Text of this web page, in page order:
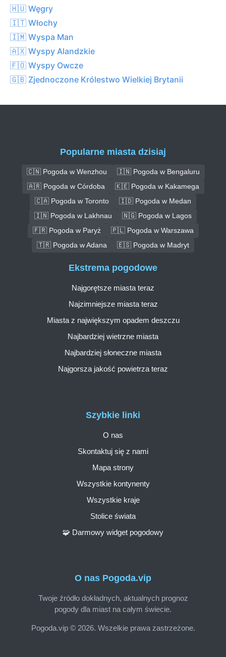
🇭🇺 Węgry
🇮🇹 Włochy
🇮🇲 Wyspa Man
🇦🇽 Wyspy Alandzkie
🇫🇴 Wyspy Owcze
🇬🇧 Zjednoczone Królestwo Wielkiej Brytanii
Popularne miasta dzisiaj
🇨🇳 Pogoda w Wenzhou
🇮🇳 Pogoda w Bengaluru
🇦🇷 Pogoda w Córdoba
🇰🇪 Pogoda w Kakamega
🇨🇦 Pogoda w Toronto
🇮🇩 Pogoda w Medan
🇮🇳 Pogoda w Lakhnau
🇳🇬 Pogoda w Lagos
🇫🇷 Pogoda w Paryż
🇵🇱 Pogoda w Warszawa
🇹🇷 Pogoda w Adana
🇪🇸 Pogoda w Madryt
O nas Pogoda.vip
Twoje źródło dokładnych, aktualnych prognoz
pogody dla miast na całym świecie.
Pogoda.vip © 2026. Wszelkie prawa zastrzeżone.
Szybkie linki
O nas
Skontaktuj się z nami
Mapa strony
Wszystkie kontynenty
Wszystkie kraje
Stolice świata
🧩 Darmowy widget pogodowy
Ekstrema pogodowe
Najgorętsze miasta teraz
Najzimniejsze miasta teraz
Miasta z największym opadem deszczu
Najbardziej wietrzne miasta
Najbardziej słoneczne miasta
Najgorsza jakość powietrza teraz